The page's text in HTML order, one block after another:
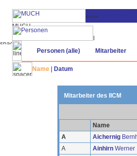
Personen (alle) Mitarbeiter
Name Datum
Mitarbeiter des IICM
Name
A
Aichernig
A
Ainhirn Werner